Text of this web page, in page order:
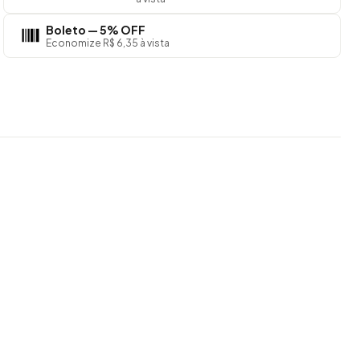
Boleto — 5% OFF
Economize R$ 6,35 à vista